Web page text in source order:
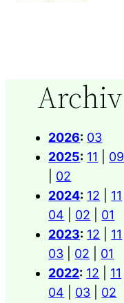
Archiv
2026: 03
2025: 11 09
02
2024: 12 11
04
02
01
2023: 12 11
03
02
01
2022: 12 11
04
03
02